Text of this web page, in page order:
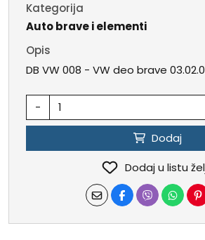
Kategorija
Auto brave i elementi
Opis
DB VW 008 - VW deo brave
-
Dodaj
Dodaj u listu